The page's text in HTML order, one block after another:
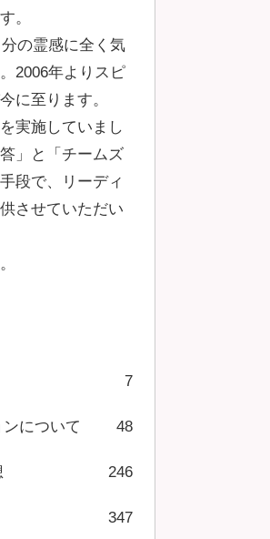
。
の霊感に全く気
2006年よりスピ
に至ります。
実施していまし
」と「チームズ
段で、リーディ
させていただい
。
7
について 48
246
347